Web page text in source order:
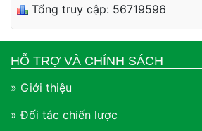
Tổng truy cập: 56719596
HỖ TRỢ VÀ CHÍNH SÁCH
» Giới thiệu
» Đối tác chiến lược